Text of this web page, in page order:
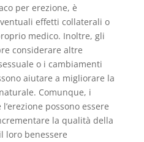
per erezione, è
effetti collaterali o
medico. Inoltre, gli
considerare altre
o i cambiamenti
aiutare a migliorare la
Comunque, i
possono essere
la qualità della
loro benessere